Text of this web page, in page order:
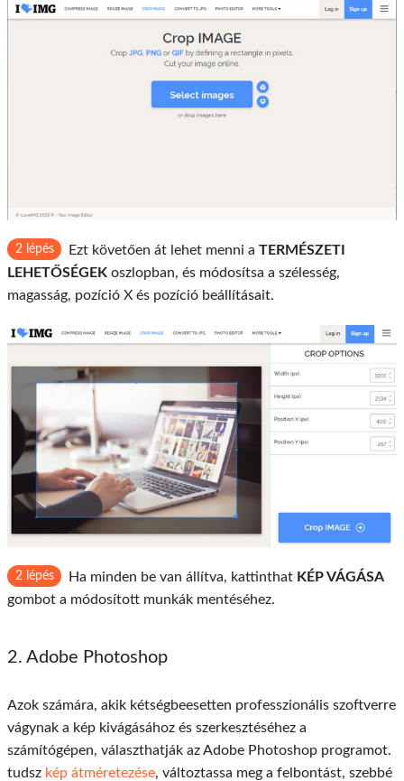
2 lépés Ezt követően át lehet menni a TERMÉSZETI
LEHETŐSÉGEK oszlopban, és módosítsa a szélesség,
magasság, pozíció X és pozíció beállításait.
2 lépés Ha minden be van állítva, kattinthat KÉP VÁGÁSA
gombot a módosított munkák mentéséhez.
2. Adobe Photoshop
Azok számára, akik kétségbeesetten professzionális szoftverre
vágynak a kép kivágásához és szerkesztéséhez a
számítógépen, választhatják az Adobe Photoshop programot.
tudsz kép átméretezése, változtassa meg a felbontást, szebbé